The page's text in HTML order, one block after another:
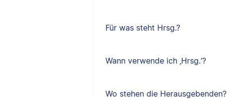
Für was steht Hrsg.?
Wann verwende ich ‚Hrsg.‘?
Wo stehen die Herausgebenden?